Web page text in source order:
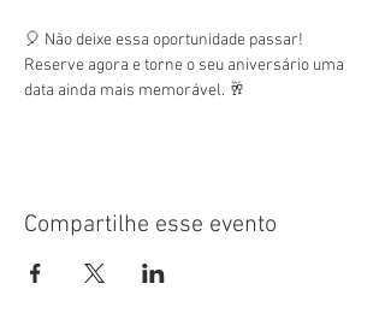
🎈 Não deixe essa oportunidade passar!
Reserve agora e torne o seu aniversário uma
data ainda mais memorável. 🥂
Compartilhe esse evento